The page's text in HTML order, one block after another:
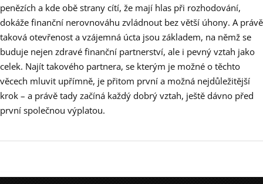
penězích a kde obě strany cítí, že mají hlas při rozhodování,
dokáže finanční nerovnováhu zvládnout bez větší úhony. A právě
taková otevřenost a vzájemná úcta jsou základem, na němž se
buduje nejen zdravé finanční partnerství, ale i pevný vztah jako
celek. Najít takového partnera, se kterým je možné o těchto
věcech mluvit upřímně, je přitom první a možná nejdůležitější
krok – a právě tady začíná každý dobrý vztah, ještě dávno před
první společnou výplatou.